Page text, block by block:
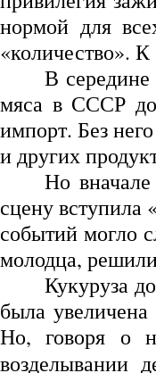
нормой для
«количество».
В середине
мяса в СССР до
импорт. Без
и других
Но
сцену вступила
событий могло
молодца,
Кукуруза
была
Но, говоря о
возделывании